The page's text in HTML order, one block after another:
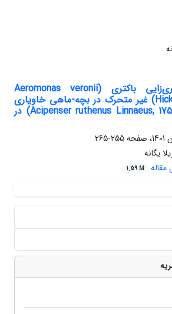
اولین گزارش بیماری‌زایی باکتری (Aeromonas veronii
Hickman-Brenner, 1987) غیر متحرک در بچه-ماهی خاویاری
استرلیاد پرورشی (Acipenser ruthenus Linnaeus, 1758) در
255-265
یگانه
مقاله 1.59 M